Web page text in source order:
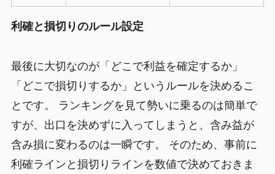
利確と損切りのルール設定
最後に大切なのが「どこで利益を確定するか」
「どこで損切りするか」というルールを決めるこ
とです。 ランキングを見て勢いに乗るのは簡単で
すが、出口を決めずに入ってしまうと、含み益が
含み損に変わるのは一瞬です。 そのため、事前に
利確ラインと損切りラインを数値で決めておきま